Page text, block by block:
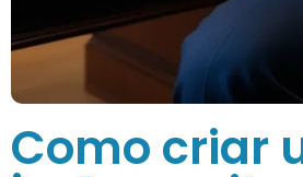
Como criar